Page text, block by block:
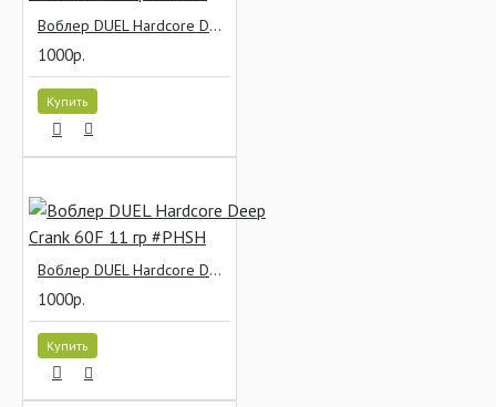
Воблер DUEL Hardcore Deep Crank 60F 11 гр #MBCL
1000р.
Купить
Воблер DUEL Hardcore Deep Crank 60F 11 гр #PHSH
1000р.
Купить